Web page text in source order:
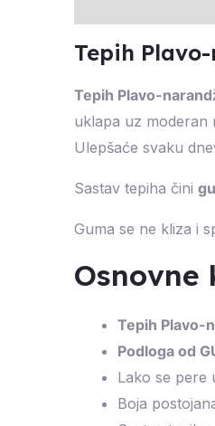
Tepih
Tepih Plavo-
uklapa uz moderan
Ulepšaće svaku
Sastav tepiha čini
Guma se ne kliza i
Tepih Plavo-
Podloga od
Lako se pere
Boja